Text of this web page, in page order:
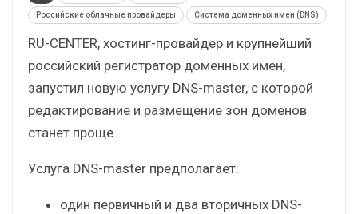
Российские облачные провайдеры Система доменных имен (DNS)
RU-CENTER, хостинг-провайдер и крупнейший
российский регистратор доменных имен,
запустил новую услугу DNS-master, с которой
редактирование и размещение зон доменов
станет проще.
Услуга DNS-master предполагает:
один первичный и два вторичных DNS-